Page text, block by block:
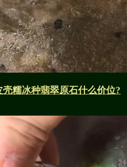
糯冰种翡翠原石什么价位?